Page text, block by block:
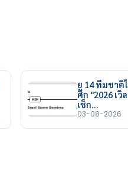
ยู 14 ทีมชาติ
ศึก "2026 เ
เช็ก…
03-08-2026